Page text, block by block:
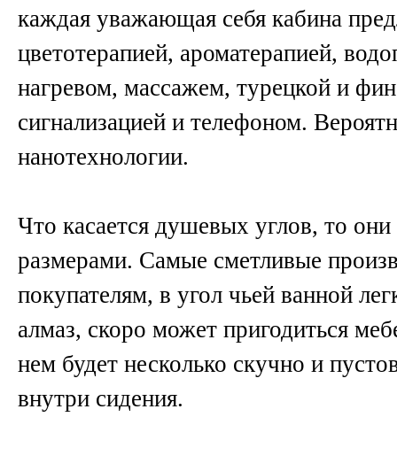
каждая уважающая себя кабина
цветотерапией, ароматерапией,
нагревом, массажем, турецкой и
сигнализацией и телефоном.
нанотехнологии.
Что касается душевых углов, то они
размерами. Самые сметливые
покупателям, в угол чьей ванной
алмаз, скоро может пригодиться
нем будет несколько скучно и
внутри сидения.